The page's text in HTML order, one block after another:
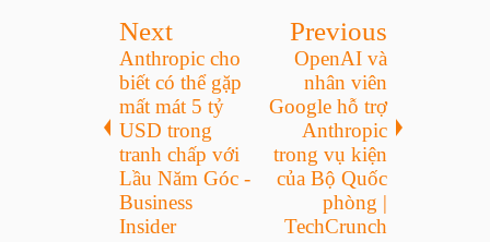
Next
Anthropic cho
biết có thể gặp
mất mát 5 tỷ
USD trong
tranh chấp với
Lầu Năm Góc -
Business
Insider
Previous
OpenAI và
nhân viên
Google hỗ trợ
Anthropic
trong vụ kiện
của Bộ Quốc
phòng |
TechCrunch